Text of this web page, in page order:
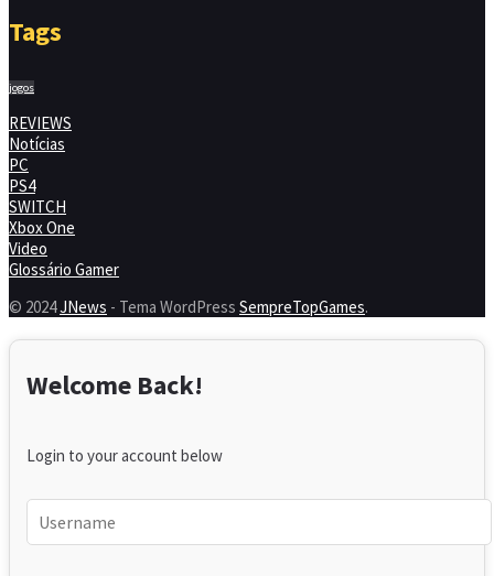
Tags
jogos
REVIEWS
Notícias
PC
PS4
SWITCH
Xbox One
Video
Glossário Gamer
© 2024JNews - Tema WordPress SempreTopGames.
Welcome Back!
Login to your account below